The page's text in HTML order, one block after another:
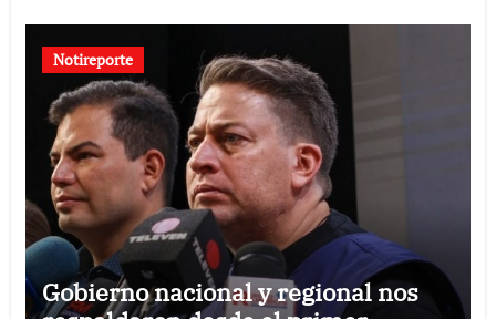
Notireporte
Gobierno nacional y regional nos